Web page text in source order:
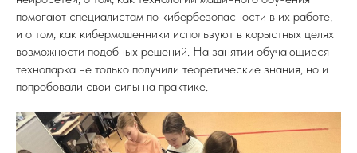
помогают специалистам по кибербезопасности в их работе,
и о том, как кибермошенники используют в корыстных целях
возможности подобных решений. На занятии обучающиеся
технопарка не только получили теоретические знания, но и
попробовали свои силы на практике.